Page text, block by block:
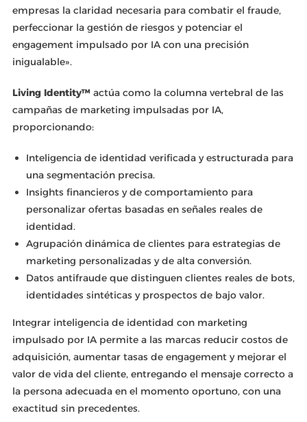
empresas la claridad necesaria para combatir el fraude,
perfeccionar la gestión de riesgos y potenciar el
engagement impulsado por IA con una precisión
inigualable».
Living Identity™actúa como la columna vertebral de las
campañas de marketing impulsadas por IA,
proporcionando:
Inteligencia de identidad verificada y estructurada para
una segmentación precisa.
Insights financieros y de comportamiento para
personalizar ofertas basadas en señales reales de
identidad.
Agrupación dinámica de clientes para estrategias de
marketing personalizadas y de alta conversión.
Datos antifraude que distinguen clientes reales de bots,
identidades sintéticas y prospectos de bajo valor.
Integrar inteligencia de identidad con marketing
impulsado por IA permite a las marcas reducir costos de
adquisición, aumentar tasas de engagement y mejorar el
valor de vida del cliente, entregando el mensaje correcto a
la persona adecuada en el momento oportuno, con una
exactitud sin precedentes.